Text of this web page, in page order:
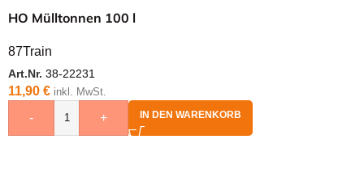
HO Mülltonnen 100 l
87Train
Art.Nr. 38-22231
11,90 € inkl. MwSt.
- + IN DEN WARENKORB